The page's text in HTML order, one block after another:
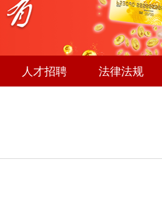
人才招聘 法律法规